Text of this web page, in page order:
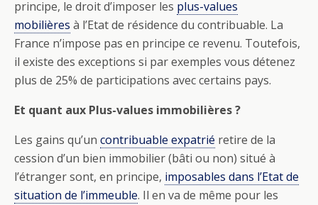
principe, le droit d’imposer les plus-values
mobilières à l’Etat de résidence du contribuable. La
France n’impose pas en principe ce revenu. Toutefois,
il existe des exceptions si par exemples vous détenez
plus de 25% de participations avec certains pays.
Et quant aux Plus-values immobilières ?
Les gains qu’un contribuable expatrié retire de la
cession d’un bien immobilier (bâti ou non) situé à
l’étranger sont, en principe, imposables dans l’Etat de
situation de l’immeuble. Il en va de même pour les